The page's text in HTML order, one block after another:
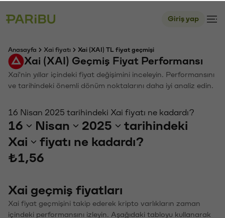
Giriş yap
Anasayfa Xai fiyatı Xai (XAI) TL fiyat geçmişi
Xai (XAI) Geçmiş Fiyat Performansı
Xai'nin yıllar içindeki fiyat değişimini inceleyin. Performansını
ve tarihindeki önemli dönüm noktalarını daha iyi analiz edin.
16 Nisan 2025 tarihindeki Xai fiyatı ne kadardı?
16 Nisan 2025
tarihindeki
Xai
fiyatı ne kadardı?
₺1,56
Xai geçmiş fiyatları
Xai fiyat geçmişini takip ederek kripto varlıkların zaman
içindeki performansını izleyin. Aşağıdaki tabloyu kullanarak